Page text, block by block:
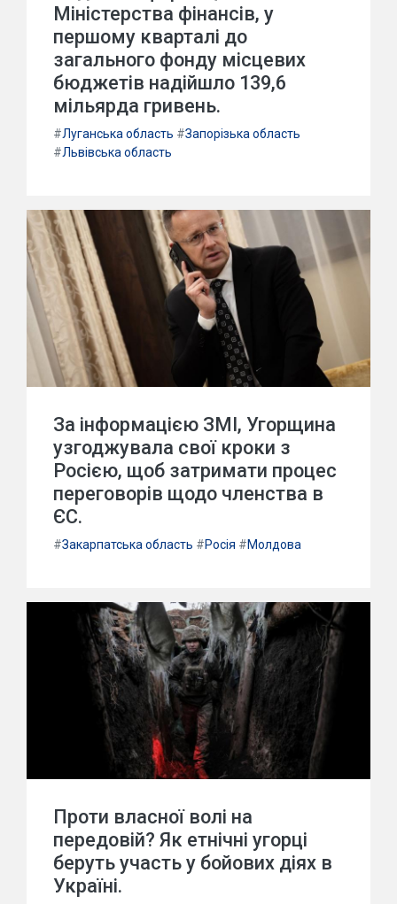
Міністерства фінансів, у
першому кварталі до
загального фонду місцевих
бюджетів надійшло 139,6
мільярда гривень.
#Луганська область #Запорізька область
#Львівська область
За інформацією ЗМІ, Угорщина
узгоджувала свої кроки з
Росією, щоб затримати процес
переговорів щодо членства в
ЄС.
#Закарпатська область #Росія #Молдова
Проти власної волі на
передовій? Як етнічні угорці
беруть участь у бойових діях в
Україні.